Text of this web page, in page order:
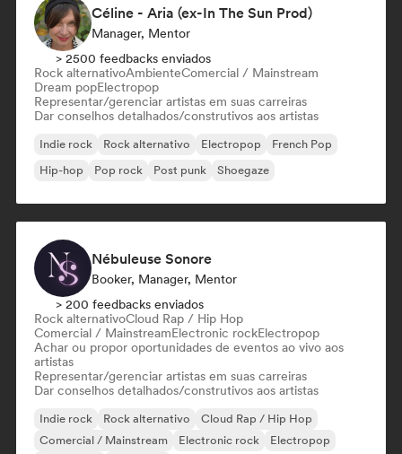
Céline - Aria (ex-In The Sun Prod)
Manager, Mentor
> 2500 feedbacks enviados
Rock alternativoAmbienteComercial / Mainstream
Dream popElectropop
Representar/gerenciar artistas em suas carreiras
Dar conselhos detalhados/construtivos aos artistas
Indie rock Rock alternativo Electropop
French Pop
Hip-hop
Pop rock Post punk Shoegaze
Nébuleuse Sonore
Booker, Manager, Mentor
> 200 feedbacks enviados
Rock alternativoCloud Rap / Hip Hop
Comercial / MainstreamElectronic rockElectropop
Achar ou propor oportunidades de eventos ao vivo aos
artistas
Representar/gerenciar artistas em suas carreiras
Dar conselhos detalhados/construtivos aos artistas
Indie rock Rock alternativo
Cloud Rap / Hip Hop
Comercial / Mainstream
Electronic rock
Electropop